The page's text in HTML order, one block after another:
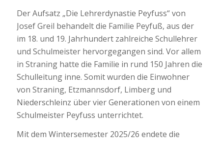
Der Aufsatz „Die Lehrerdynastie Peyfuss“ von
Josef Greil behandelt die Familie Peyfuß, aus der
im 18. und 19. Jahrhundert zahlreiche Schullehrer
und Schulmeister hervorgegangen sind. Vor allem
in Straning hatte die Familie in rund 150 Jahren die
Schulleitung inne. Somit wurden die Einwohner
von Straning, Etzmannsdorf, Limberg und
Niederschleinz über vier Generationen von einem
Schulmeister Peyfuss unterrichtet.
Mit dem Wintersemester 2025/26 endete die